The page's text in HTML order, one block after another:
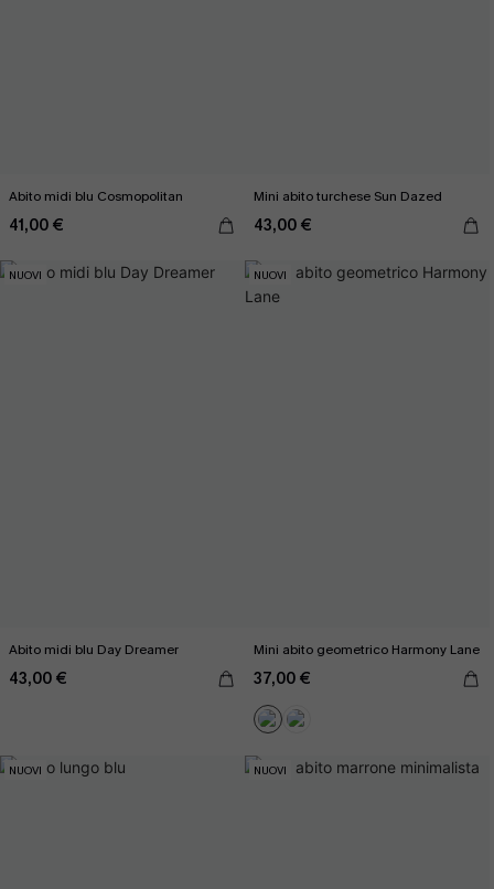
Abito midi blu Cosmopolitan
41,00 €
Mini abito turchese Sun Dazed
43,00 €
NUOVI
Abito midi blu Day Dreamer
43,00 €
NUOVI
Mini abito geometrico Harmony Lane
37,00 €
NUOVI NUOVI